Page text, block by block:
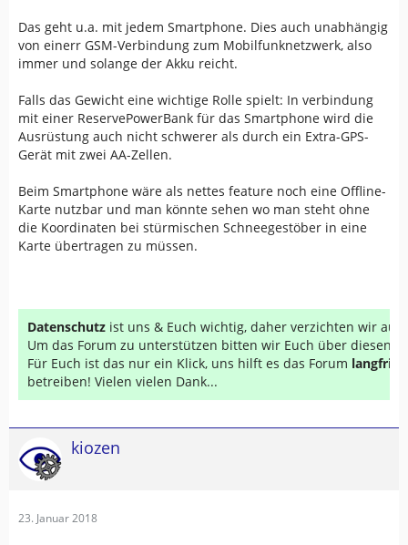
Das geht u.a. mit jedem Smartphone. Dies auch unabhängig
von einerr GSM-Verbindung zum Mobilfunknetzwerk, also
immer und solange der Akku reicht.
Falls das Gewicht eine wichtige Rolle spielt: In verbindung
mit einer ReservePowerBank für das Smartphone wird die
Ausrüstung auch nicht schwerer als durch ein Extra-GPS-
Gerät mit zwei AA-Zellen.
Beim Smartphone wäre als nettes feature noch eine Offline-
Karte nutzbar und man könnte sehen wo man steht ohne
die Koordinaten bei stürmischen Schneegestöber in eine
Karte übertragen zu müssen.
Datenschutz ist uns & Euch wichtig, daher verzichten wir auf
Um das Forum zu unterstützen bitten wir Euch über diesen
Für Euch ist das nur ein Klick, uns hilft es das Forum
betreiben! Vielen vielen Dank...
kiozen
23. Januar 2018